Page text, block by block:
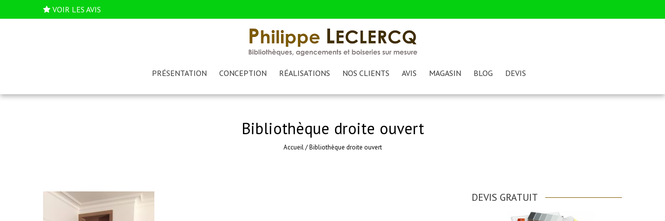
VOIR LES AVIS
PRÉSENTATION CONCEPTION RÉALISATIONS NOS CLIENTS AVIS MAGASIN BLOG DEVIS
Bibliothèque droite ouvert
Accueil/Bibliothèque droite ouvert
DEVIS GRATUIT